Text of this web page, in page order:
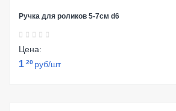
Ручка для роликов 5-7см d6
Цена:
1 20 руб/шт